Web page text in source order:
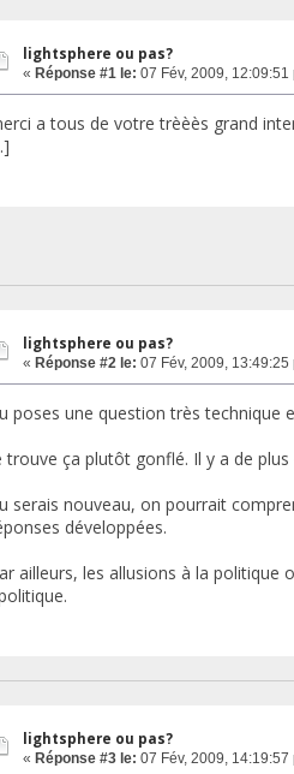
lightsphere ou pas?
« Réponse #1 le: 07 Fév, 2009, 12:09:51
a tous de votre trèèès grand
lightsphere ou pas?
« Réponse #2 le: 07 Fév, 2009, 13:49:25
poses une question très technique
trouve ça plutôt gonflé. Il y a de
serais nouveau, on pourrait
développées.
ailleurs, les allusions à la
lightsphere ou pas?
« Réponse #3 le: 07 Fév, 2009, 14:19:57